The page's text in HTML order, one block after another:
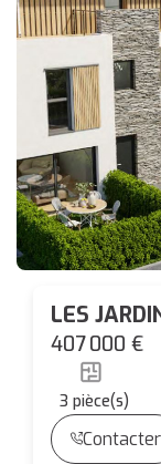
LES
DUPLEX +
PINEL
407 000 €
3 pièce(s)
Contacter